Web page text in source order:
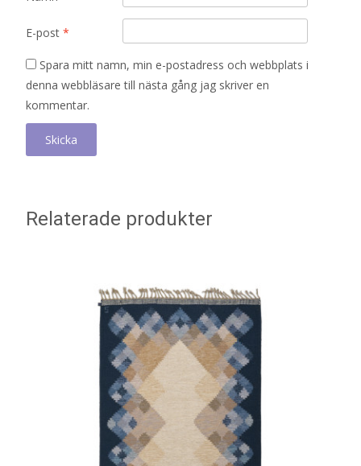
E-post *
Spara mitt namn, min e-postadress och webbplats i
denna webbläsare till nästa gång jag skriver en
kommentar.
Relaterade produkter